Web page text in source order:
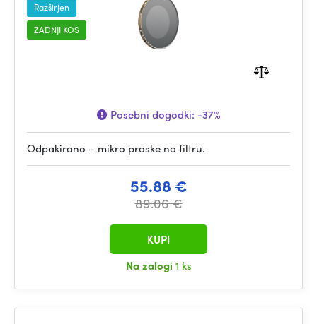
Razširjen
ZADNJI KOS
Posebni dogodki: -37%
Odpakirano – mikro praske na filtru.
55.88 €
89.06 €
Na zalogi 1 ks
KUPI